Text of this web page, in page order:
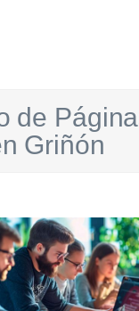
de
Griñón